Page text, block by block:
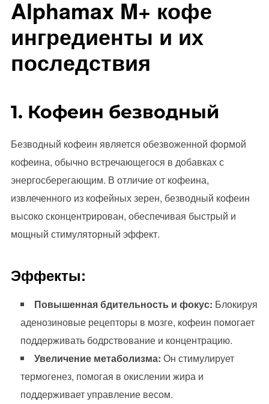
Alphamax M+ кофе
ингредиенты и их
последствия
1. Кофеин безводный
Безводный кофеин является обезвоженной формой
кофеина, обычно встречающегося в добавках с
энергосберегающим. В отличие от кофеина,
извлеченного из кофейных зерен, безводный кофеин
высоко сконцентрирован, обеспечивая быстрый и
мощный стимуляторный эффект.
Эффекты:
Повышенная бдительность и фокус: Блокируя
аденозиновые рецепторы в мозге, кофеин помогает
поддерживать бодрствование и концентрацию.
Увеличение метаболизма: Он стимулирует
термогенез, помогая в окислении жира и
поддерживает управление весом.